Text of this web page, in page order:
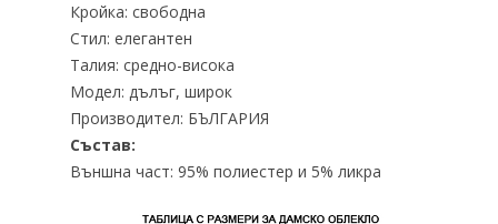
Кройка: свободна
Стил: елегантен
Талия: средно-висока
Модел: дълъг, широк
Производител: БЪЛГАРИЯ
Състав:
Външна част: 95% полиестер и 5% ликра